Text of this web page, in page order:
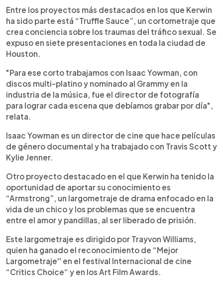
Entre los proyectos más destacados en los que Kerwin
ha sido parte está “Truffle Sauce”, un cortometraje que
crea conciencia sobre los traumas del tráfico sexual. Se
expuso en siete presentaciones en toda la ciudad de
Houston.
"Para ese corto trabajamos con Isaac Yowman, con
discos multi-platino y nominado al Grammy en la
industria de la música, fue el director de fotografía
para lograr cada escena que debíamos grabar por día",
relata.
Isaac Yowman es un director de cine que hace películas
de género documental y ha trabajado con Travis Scott y
Kylie Jenner.
Otro proyecto destacado en el que Kerwin ha tenido la
oportunidad de aportar su conocimiento es
“Armstrong”, un largometraje de drama enfocado en la
vida de un chico y los problemas que se encuentra
entre el amor y pandillas, al ser liberado de prisión.
Este largometraje es dirigido por Trayvon Williams,
quien ha ganado el reconocimiento de “Mejor
Largometraje'' en el festival Internacional de cine
“Critics Choice“ y en los Art Film Awards.